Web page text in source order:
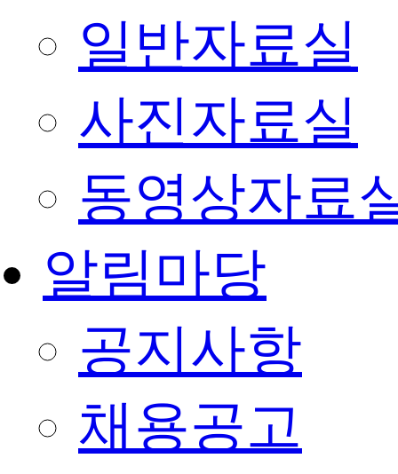
일반자료실
사진자료실
동영상자료
알림마당
공지사항
채용공고